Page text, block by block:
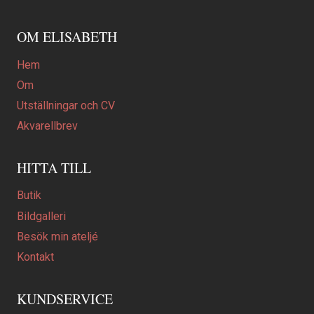
OM ELISABETH
Hem
Om
Utställningar och CV
Akvarellbrev
HITTA TILL
Butik
Bildgalleri
Besök min ateljé
Kontakt
KUNDSERVICE